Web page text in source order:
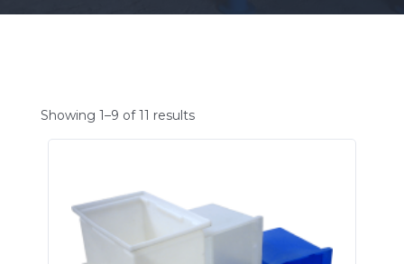
Showing 1–9 of 11 results